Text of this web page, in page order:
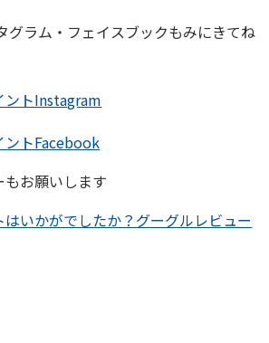
グラム・フェイスブックもみにきてね
ントInstagram
ントFacebook
お願いします
いかがでしたか？グーグルレビュー